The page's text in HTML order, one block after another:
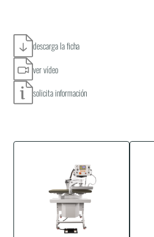
descarga la ficha
ver vídeo
solicita información